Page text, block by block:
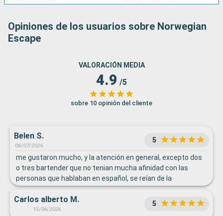
Opiniones de los usuarios sobre Norwegian
Escape
VALORACIÓN MEDIA
4.9 /5
sobre 10 opinión del cliente
Belen S.
06/07/2026
5
me gustaron mucho, y la atención en general, excepto dos
o tres bartender que no tenian mucha afinidad con las
personas que hablaban en español, se reían de la
pronunciación creyendo que uno no se daba cuenta.
Carlos alberto M.
15/06/2026
5